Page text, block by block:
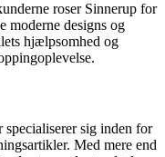
roser Sinnerup for
moderne designs og
hjælpsomhed og
sig inden for
Med mere end